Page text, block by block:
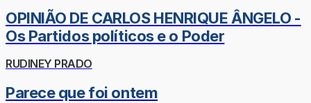
OPINIÃO DE CARLOS HENRIQUE ÂNGELO -
Os Partidos políticos e o Poder
RUDINEY PRADO
Parece que foi ontem